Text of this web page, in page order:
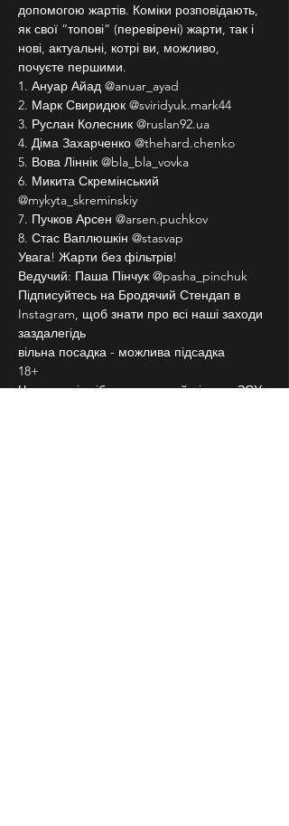
допомогою жартів. Коміки розповідають,
як свої “топові” (перевірені) жарти, так і
нові, актуальні, котрі ви, можливо,
почуєте першими.
1. Ануар Айад @anuar_ayad
2. Марк Свиридюк @sviridyuk.mark44
3. Руслан Колесник @ruslan92.ua
4. Діма Захарченко @thehard.chenko
5. Вова Ліннік @bla_bla_vovka
6. Микита Скремінський
@mykyta_skreminskiy
7. Пучков Арсен @arsen.puchkov
8. Стас Ваплюшкін @stasvap
Увага! Жарти без фільтрів!
Ведучий: Паша Пінчук @pasha_pinchuk
Підписуйтесь на Бродячий Стендап в
Instagram, щоб знати про всі наші заходи
заздалегідь
вільна посадка - можлива підсадка
18+
Частина від зібраних грошей піде на ЗСУ